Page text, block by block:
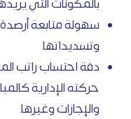
بالمكونات التي
سهولة متابعة
وتسديداتها.
دقة احتساب راتب
حركته الإدارية
والإجازات وغيرها.